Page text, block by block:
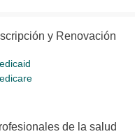
y Renovación
de la salud